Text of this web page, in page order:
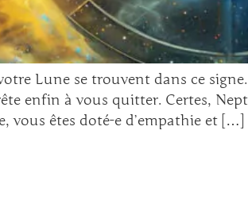
Lune se trouvent dans ce
enfin à vous quitter. Certes,
vous êtes doté-e d’empathie et […]